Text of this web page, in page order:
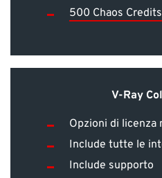
500 Chaos Credits
V-Ray
Opzioni di licenza
Include tutte le
Include supporto